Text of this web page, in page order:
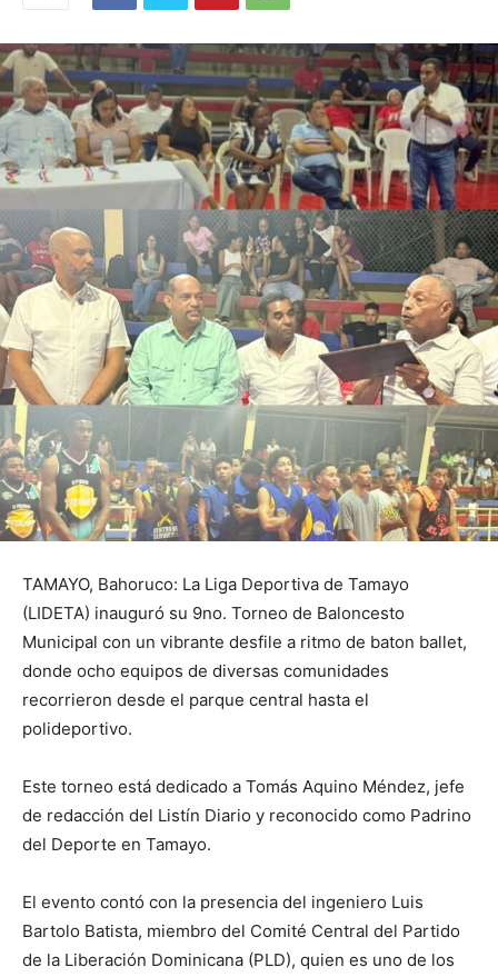
TAMAYO, Bahoruco: La Liga Deportiva de Tamayo
(LIDETA) inauguró su 9no. Torneo de Baloncesto
Municipal con un vibrante desfile a ritmo de baton ballet,
donde ocho equipos de diversas comunidades
recorrieron desde el parque central hasta el
polideportivo.
Este torneo está dedicado a Tomás Aquino Méndez, jefe
de redacción del Listín Diario y reconocido como Padrino
del Deporte en Tamayo.
El evento contó con la presencia del ingeniero Luis
Bartolo Batista, miembro del Comité Central del Partido
de la Liberación Dominicana (PLD), quien es uno de los